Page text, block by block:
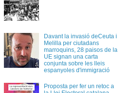
Davant la invasió deCeuta i
Melilla per ciutadans
marroquins, 28 paisos de la
UE signan una carta
conjunta sobre les lleis
espanyoles d'immigració
Proposta per fer un retoc a